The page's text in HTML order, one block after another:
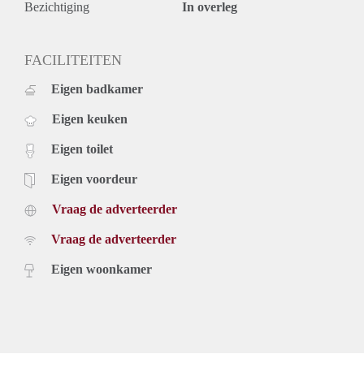
Bezichtiging In overleg
FACILITEITEN
Eigen badkamer
Eigen keuken
Eigen toilet
Eigen voordeur
Vraag de adverteerder
Vraag de adverteerder
Eigen woonkamer